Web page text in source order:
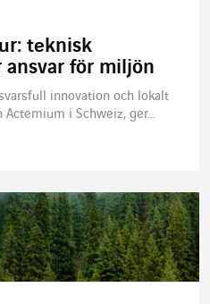
teknisk
ansvar för miljön
innovation och lokalt
Actemium i Schweiz, ger...